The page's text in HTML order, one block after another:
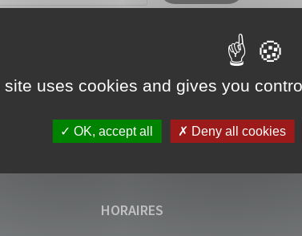
HORAIRES
site uses cookies and gives you
OK, accept all Deny all cookies